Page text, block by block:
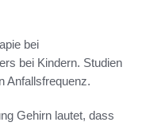
bei
bei Kindern. Studien
Anfallsfrequenz.
Gehirn lautet, dass